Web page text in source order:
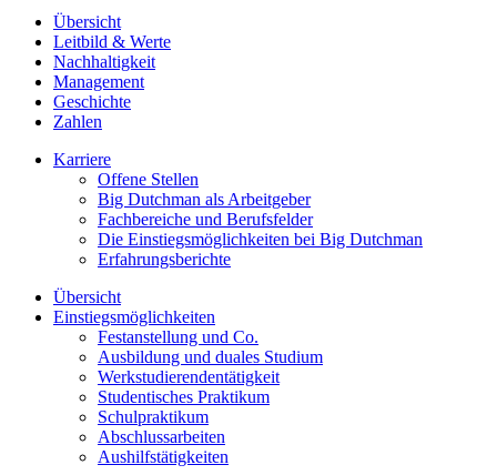
Übersicht
Leitbild & Werte
Nachhaltigkeit
Management
Geschichte
Zahlen
Karriere
Offene Stellen
Big Dutchman als Arbeitgeber
Fachbereiche und Berufsfelder
Die Einstiegsmöglichkeiten bei Big Dutchman
Erfahrungsberichte
Übersicht
Einstiegsmöglichkeiten
Festanstellung und Co.
Ausbildung und duales Studium
Werkstudierendentätigkeit
Studentisches Praktikum
Schulpraktikum
Abschlussarbeiten
Aushilfstätigkeiten